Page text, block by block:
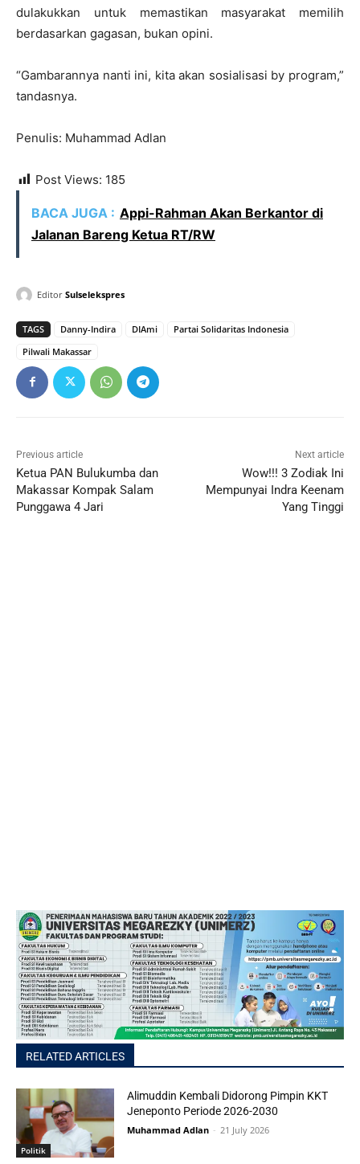
dulakukkan untuk memastikan masyarakat memilih
berdasarkan gagasan, bukan opini.
“Gambarannya nanti ini, kita akan sosialisasi by program,”
tandasnya.
Penulis: Muhammad Adlan
Post Views: 185
BACA JUGA : Appi-Rahman Akan Berkantor di
Jalanan Bareng Ketua RT/RW
Editor Sulselekspres
TAGS Danny-Indira DIAmi
Partai Solidaritas Indonesia
Pilwali Makassar
Previous article
Ketua PAN Bulukumba dan
Makassar Kompak Salam
Punggawa 4 Jari
Next article
Wow!!! 3 Zodiak Ini
Mempunyai Indra Keenam
Yang Tinggi
RELATED ARTICLES
Politik
Alimuddin Kembali Didorong Pimpin KKT
Jeneponto Periode 2026-2030
Muhammad Adlan - 21 July 2026